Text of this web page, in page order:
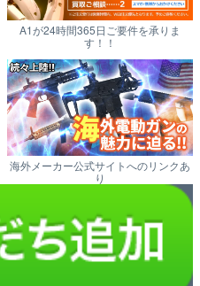
A1が24時間365日ご要件を承りま
す！！
海外メーカー公式サイトへのリンクあ
り